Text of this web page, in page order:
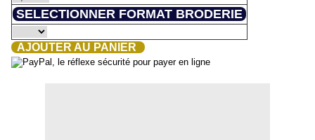
SELECTIONNER FORMAT BRODERIE
AJOUTER AU PANIER